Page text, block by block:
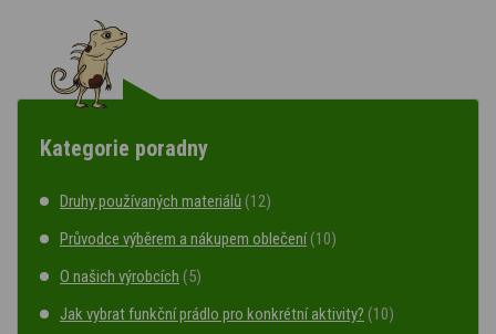
Kategorie poradny
Druhy používaných materiálů(12)
Průvodce výběrem a nákupem oblečení(10)
O našich výrobcích (5)
Jak vybrat funkční prádlo pro konkrétní aktivity? (10)